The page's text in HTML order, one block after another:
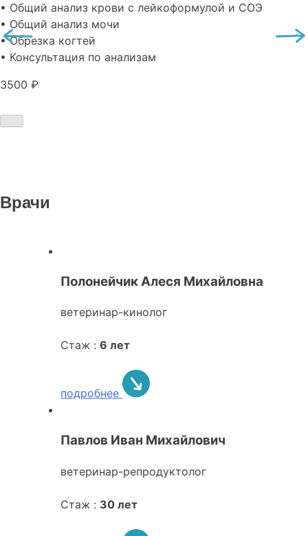
• Общий анализ крови с лейкоформулой и СОЭ
• Общий анализ мочи
• Обрезка когтей
• Консультация по анализам
3500 ₽
Врачи
Полонейчик Алеся Михайловна
ветеринар-кинолог
Стаж : 6 лет
подробнее
Павлов Иван Михайлович
ветеринар-репродуктолог
Стаж : 30 лет